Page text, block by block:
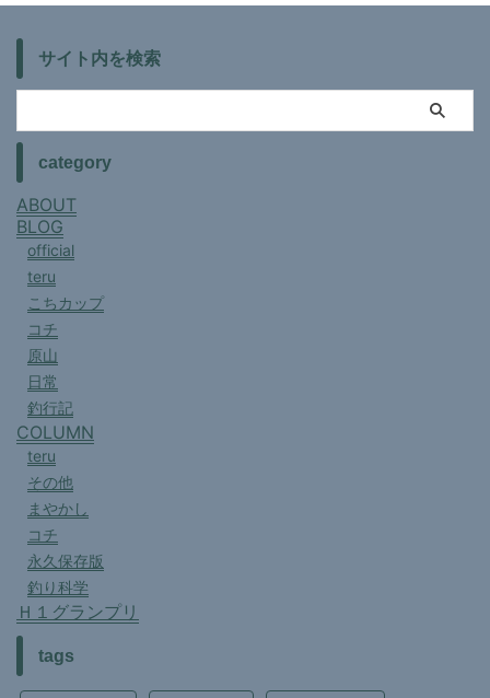
サイト内を検索
category
ABOUT
BLOG
official
teru
こちカップ
コチ
原山
日常
釣行記
COLUMN
teru
その他
まやかし
コチ
永久保存版
釣り科学
Ｈ１グランプリ
tags